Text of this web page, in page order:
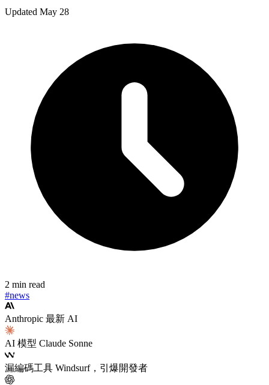
Updated May 28
2 min read
#news
Anthropic 最新 AI
AI 模型 Claude Sonne
漏編碼工具 Windsurf，引爆開發者